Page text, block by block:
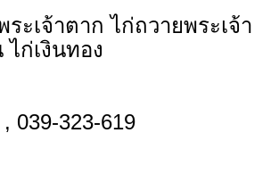
ะเจ้าตาก ไก่ถวายพระเจ้า
ก่เงินทอง
039-323-619